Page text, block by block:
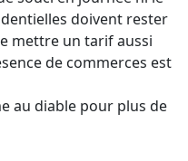
doivent rester
mettre un tarif aussi
de commerces est
au diable pour plus de